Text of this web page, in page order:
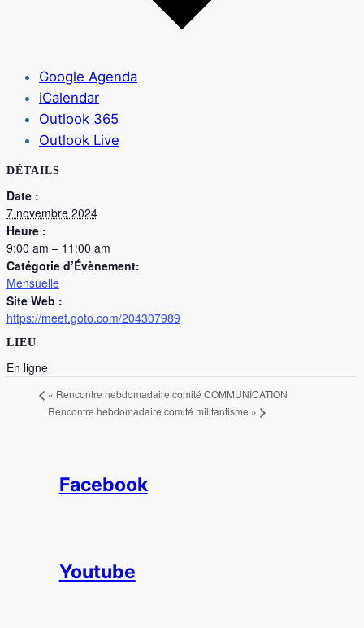
Google Agenda
iCalendar
Outlook 365
Outlook Live
DÉTAILS
Date :
7 novembre 2024
Heure :
9:00 am – 11:00 am
Catégorie d’Évènement:
Mensuelle
Site Web :
https://meet.goto.com/204307989
LIEU
En ligne
« Rencontre hebdomadaire comité COMMUNICATION
Rencontre hebdomadaire comité militantisme »
Facebook
Youtube